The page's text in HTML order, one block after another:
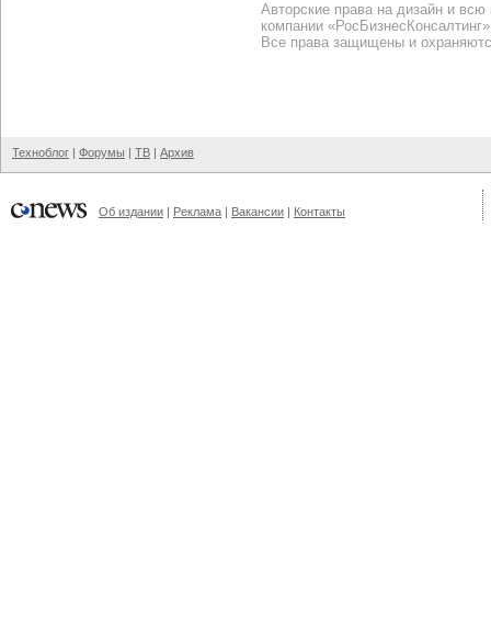
Авторские права на дизайн и
компании
Все права защищены и
Техноблог | Форумы | ТВ | Архив
Об издании | Реклама | Вакансии | Контакты